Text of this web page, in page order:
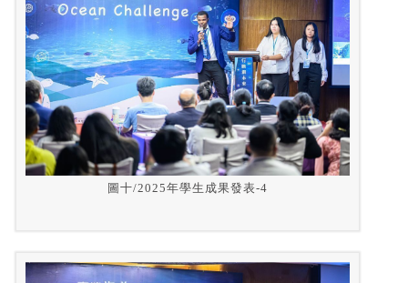
圖十/2025年學生成果發表-4